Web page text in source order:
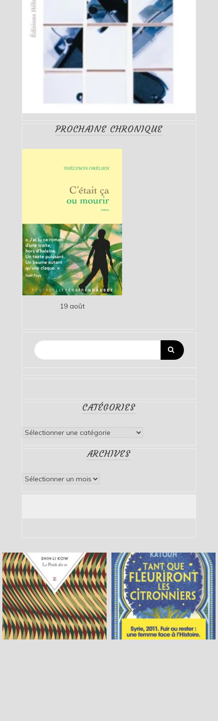
PROCHAINE CHRONIQUE
19 août
CATÉGORIES
Catégories
ARCHIVES
Archives